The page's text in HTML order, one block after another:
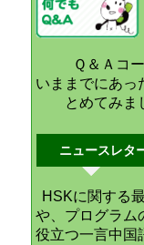
Ｑ＆Ａコ
いままでにあっ
とめてみま
ニュースレタ
HSKに関する
や、プログラム
役立つ一言中国